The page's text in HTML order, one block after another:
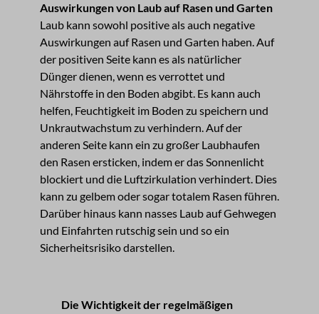
Auswirkungen von Laub auf Rasen und Garten
Laub kann sowohl positive als auch negative
Auswirkungen auf Rasen und Garten haben. Auf
der positiven Seite kann es als natürlicher
Dünger dienen, wenn es verrottet und
Nährstoffe in den Boden abgibt. Es kann auch
helfen, Feuchtigkeit im Boden zu speichern und
Unkrautwachstum zu verhindern. Auf der
anderen Seite kann ein zu großer Laubhaufen
den Rasen ersticken, indem er das Sonnenlicht
blockiert und die Luftzirkulation verhindert. Dies
kann zu gelbem oder sogar totalem Rasen führen.
Darüber hinaus kann nasses Laub auf Gehwegen
und Einfahrten rutschig sein und so ein
Sicherheitsrisiko darstellen.
Die Wichtigkeit der regelmäßigen